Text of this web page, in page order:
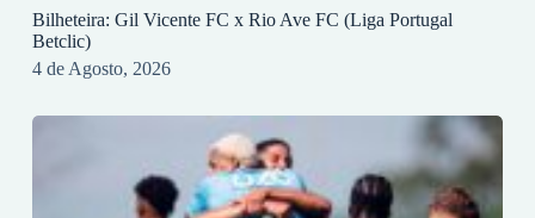
Bilheteira: Gil Vicente FC x Rio Ave FC (Liga Portugal
Betclic)
4 de Agosto, 2026